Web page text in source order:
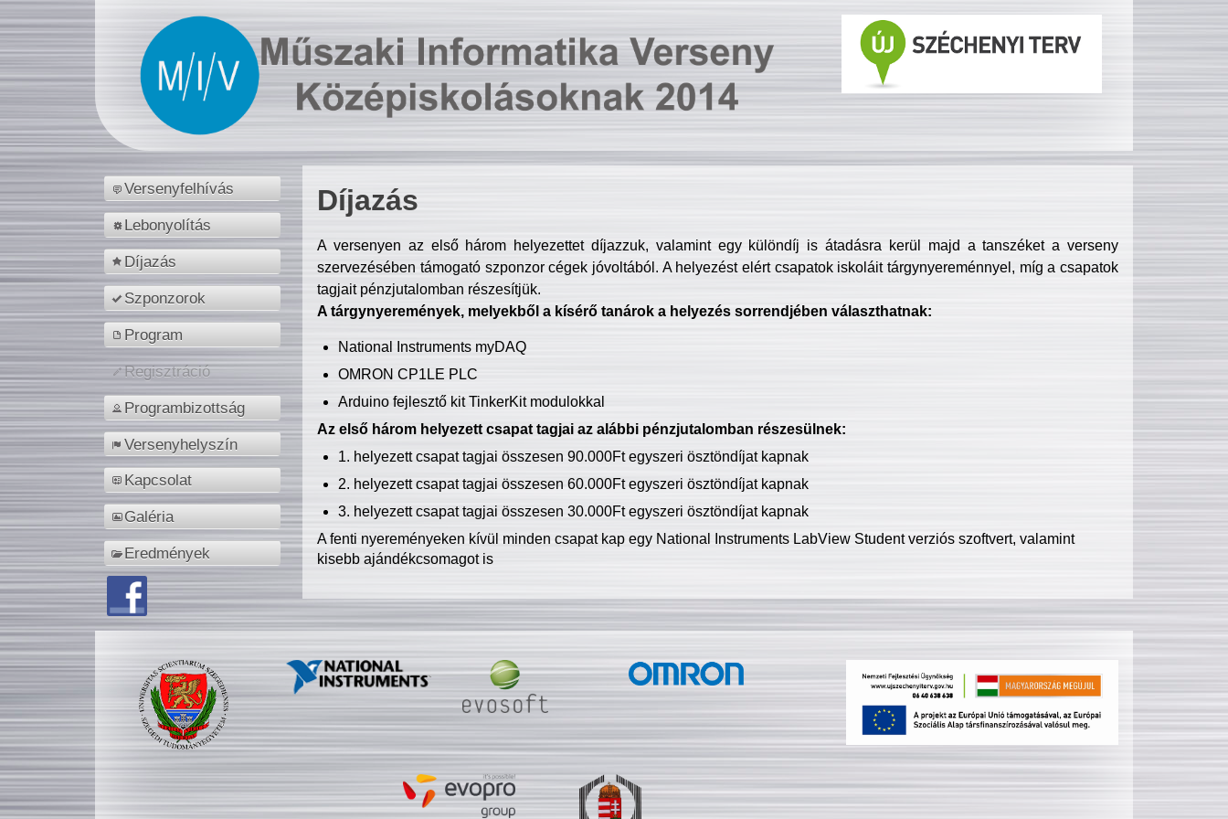
Versenyfelhívás
Lebonyolítás
Díjazás
Szponzorok
Program
Regisztráció
Programbizottság
Versenyhelyszín
Kapcsolat
Galéria
Eredmények
Díjazás
A versenyen az első három helyezettet díjazzuk, valamint egy különdíj is átadásra kerül majd a tanszéket a verseny
szervezésében támogató szponzor cégek jóvoltából. A helyezést elért csapatok iskoláit tárgynyereménnyel, míg a csapatok
tagjait pénzjutalomban részesítjük.
A tárgynyeremények, melyekből a kísérő tanárok a helyezés sorrendjében választhatnak:
National Instruments myDAQ
OMRON CP1LE PLC
Arduino fejlesztő kit TinkerKit modulokkal
Az első három helyezett csapat tagjai az alábbi pénzjutalomban részesülnek:
1. helyezett csapat tagjai összesen 90.000Ft egyszeri ösztöndíjat kapnak
2. helyezett csapat tagjai összesen 60.000Ft egyszeri ösztöndíjat kapnak
3. helyezett csapat tagjai összesen 30.000Ft egyszeri ösztöndíjat kapnak
A fenti nyereményeken kívül minden csapat kap egy National Instruments LabView Student verziós szoftvert, valamint
kisebb ajándékcsomagot is